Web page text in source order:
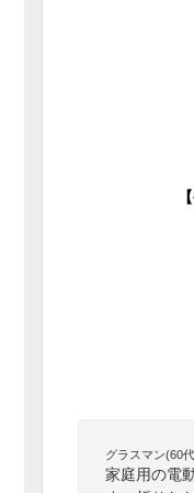
グラスマン(60
家庭用の電